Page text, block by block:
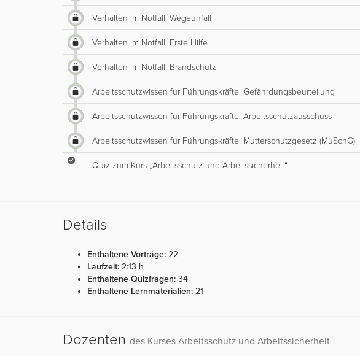
Verhalten im Notfall: Wegeunfall
Verhalten im Notfall: Erste Hilfe
Verhalten im Notfall: Brandschutz
Arbeitsschutzwissen für Führungskräfte: Gefährdungsbeurteilung
Arbeitsschutzwissen für Führungskräfte: Arbeitsschutzausschuss
Arbeitsschutzwissen für Führungskräfte: Mutterschutzgesetz (MuSchG)
Quiz zum Kurs „Arbeitsschutz und Arbeitssicherheit“
Details
Enthaltene Vorträge: 22
Laufzeit: 2:13 h
Enthaltene Quizfragen: 34
Enthaltene Lernmaterialien: 21
Dozenten des Kurses Arbeitsschutz und Arbeitssicherheit